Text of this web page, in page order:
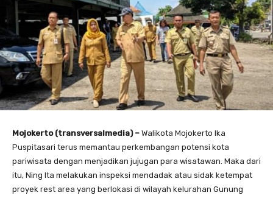
Mojokerto (transversalmedia) – Walikota Mojokerto Ika
Puspitasari terus memantau perkembangan potensi kota
pariwisata dengan menjadikan jujugan para wisatawan. Maka dari
itu, Ning Ita melakukan inspeksi mendadak atau sidak ketempat
proyek rest area yang berlokasi di wilayah kelurahan Gunung